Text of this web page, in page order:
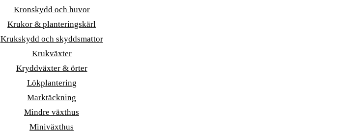
Kronskydd och huvor
Krukor & planteringskärl
Krukskydd och skyddsmattor
Krukväxter
Kryddväxter & örter
Lökplantering
Marktäckning
Mindre växthus
Miniväxthus